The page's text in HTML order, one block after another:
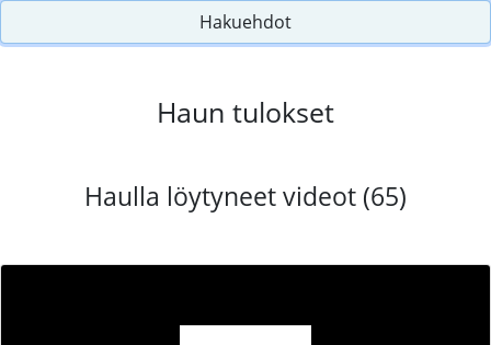
Hakuehdot
Haun tulokset
Haulla löytyneet videot (65)